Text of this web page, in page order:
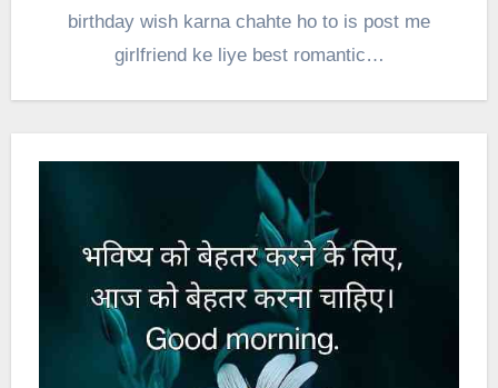
birthday wish karna chahte ho to is post me
girlfriend ke liye best romantic…